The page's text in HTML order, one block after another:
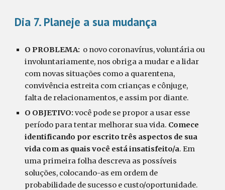
Dia 7. Planeje a sua mudança
O PROBLEMA: o novo coronavírus, voluntária ou
involuntariamente, nos obriga a mudar e a lidar
com novas situações como a quarentena,
convivência estreita com crianças e cônjuge,
falta de relacionamentos, e assim por diante.
O OBJETIVO:você pode se propor a usar esse
período para tentar melhorar sua vida. Comece
identificando por escrito três aspectos de sua
vida com as quais você está insatisfeito/a. Em
uma primeira folha descreva as possíveis
soluções, colocando-as em ordem de
probabilidade de sucesso e custo/oportunidade.